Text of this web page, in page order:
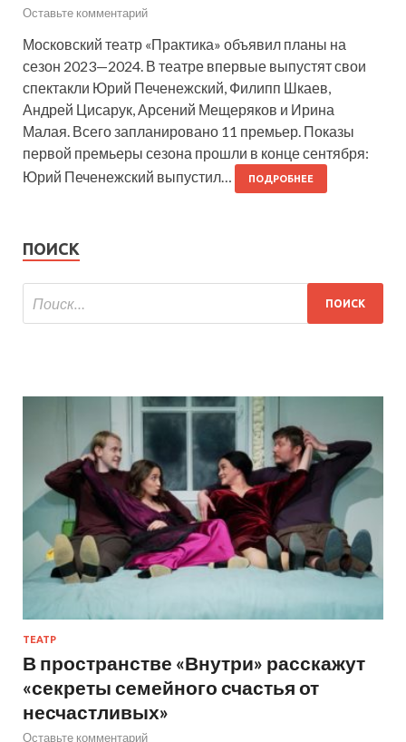
Оставьте комментарий
Московский театр «Практика» объявил планы на
сезон 2023—2024. В театре впервые выпустят свои
спектакли Юрий Печенежский, Филипп Шкаев,
Андрей Цисарук, Арсений Мещеряков и Ирина
Малая. Всего запланировано 11 премьер. Показы
первой премьеры сезона прошли в конце сентября:
Юрий Печенежский выпустил…
ПОДРОБНЕЕ
ПОИСК
ТЕАТР
В пространстве «Внутри» расскажут
«секреты семейного счастья от
несчастливых»
Оставьте комментарий